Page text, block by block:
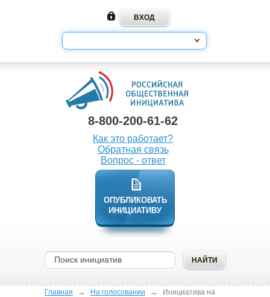
8-800-200-61-62
Как это работает?
Обратная связь
Вопрос - ответ
ОПУБЛИКОВАТЬ
ИНИЦИАТИВУ
Главная → На голосовании →
Инициатива на